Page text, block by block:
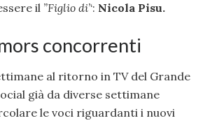
il ”Figlio di’‘: Nicola Pisu.
concorrenti
al ritorno in TV del Grande
già da diverse settimane
le voci riguardanti i nuovi